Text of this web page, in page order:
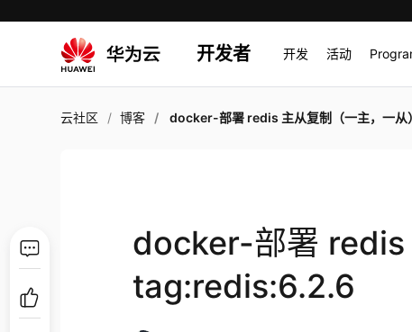
开发者 开发 活动
云社区 博客 docker-部署 redis 主从复制（一主，一从）tag:redis:6.2.6
docker-部署 redis
tag:redis:6.2.6